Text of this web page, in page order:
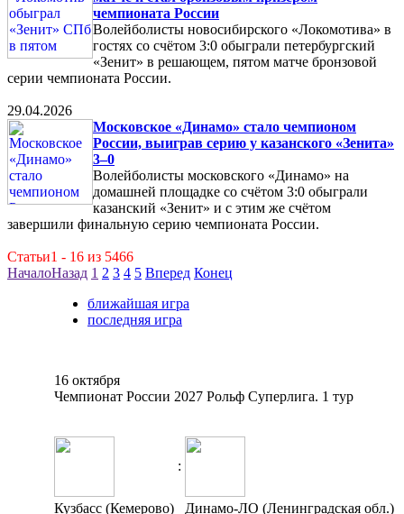
чемпионата России
Волейболисты новосибирского «Локомотива» в
гостях со счётом 3:0 обыграли петербургский
«Зенит» в решающем, пятом матче бронзовой
серии чемпионата России.
29.04.2026
Московское «Динамо» стало чемпионом
России, выиграв серию у казанского «Зенита»
3–0
Волейболисты московского «Динамо» на
домашней площадке со счётом 3:0 обыграли
казанский «Зенит» и с этим же счётом
завершили финальную серию чемпионата России.
Статьи1 - 16 из 5466
НачалоНазад 1 2 3 4 5 Вперед Конец
ближайшая игра
последняя игра
16 октября
Чемпионат России 2027 Рольф Суперлига. 1 тур
:
Кузбасс (Кемерово)
Динамо-ЛО (Ленинградская обл.)